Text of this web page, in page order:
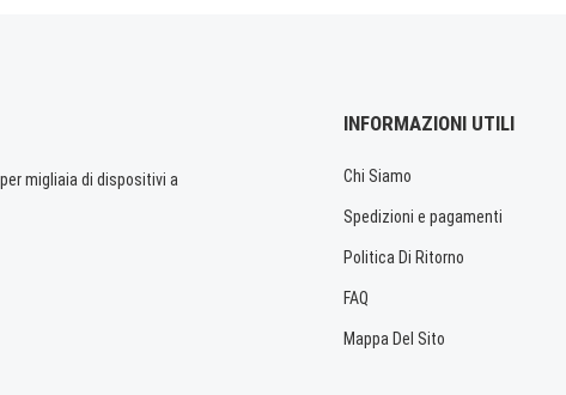
migliaia di dispositivi a
INFORMAZIONI UTILI
Chi Siamo
Spedizioni e pagamenti
Politica Di Ritorno
FAQ
Mappa Del Sito